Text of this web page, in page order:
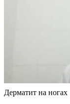
Дерматит на ногах